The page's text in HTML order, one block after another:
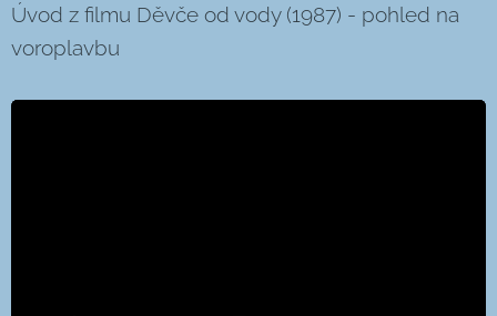
Úvod z filmu Děvče od vody (1987) - pohled na
voroplavbu